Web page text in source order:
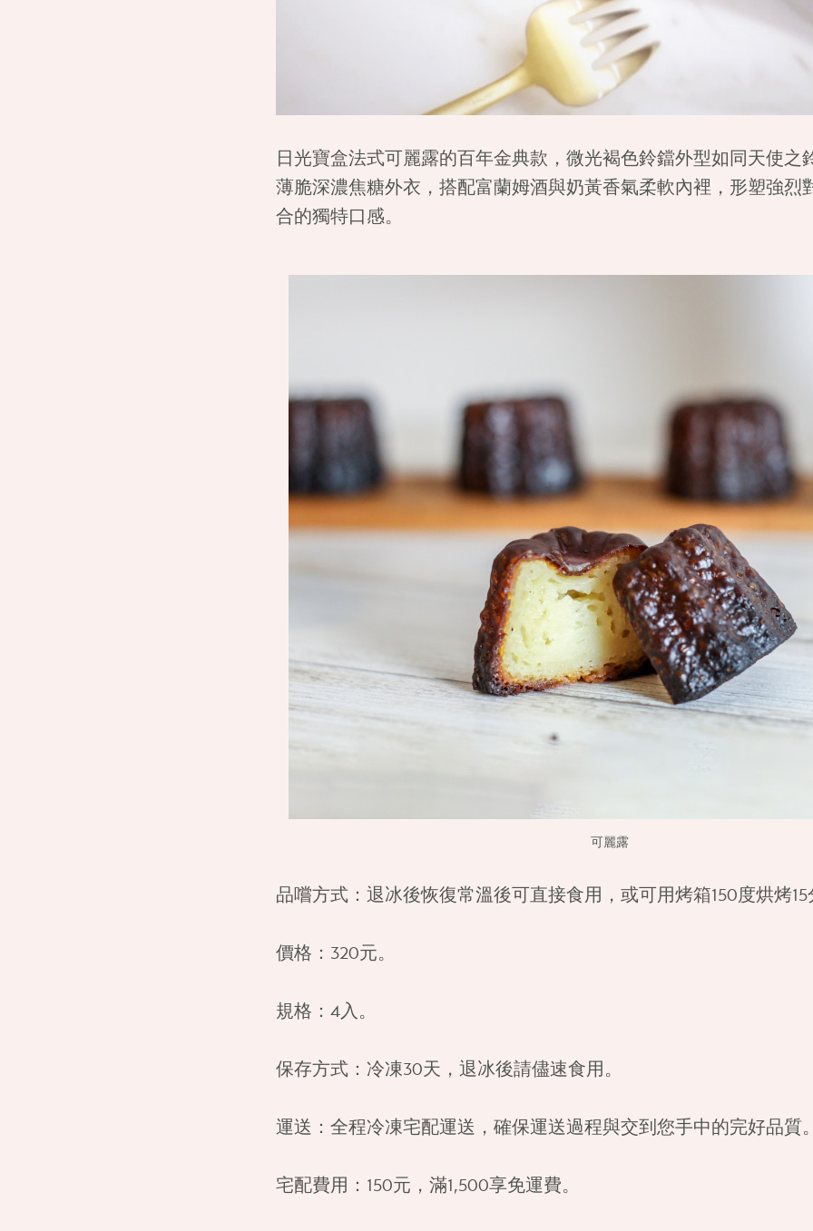
日光寶盒法式可麗露的百年金典款，微光褐色鈴鐺外型如同天使之
薄脆深濃焦糖外衣，搭配富蘭姆酒與奶黃香氣柔軟內裡，形塑強烈
合的獨特口感。
可麗露
品嚐方式： 退冰後恢復常溫後可直接食用，或可用烤箱150度烘烤
價格： 320元。
規格： 4入。
保存方式： 冷凍30天，退冰後請儘速食用。
運送： 全程冷凍宅配運送，確保運送過程與交到您手中的完好品質
宅配費用： 150元，滿1,500享免運費。